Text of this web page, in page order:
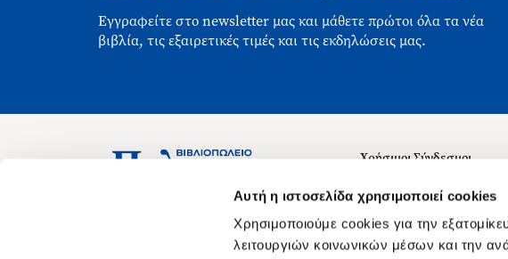
Αυτή η ιστοσελίδα χρησιμοποιεί cookies
Χρησιμοποιούμε cookies για την
λειτουργιών κοινωνικών μέσων και την
Εγγραφείτε στο newsletter μας και μάθετε πρώτοι όλα τα νέα
βιβλία, τις εξαιρετικές τιμές και τις εκδηλώσεις μας.
Ασκληπιού 1-3, Αθήνα 106 79
Χρήσιμοι Σύνδεσμοι
Σχετικά με εμάς
Θέσεις Εργασίας
Οδηγίες για τις "Λίστες